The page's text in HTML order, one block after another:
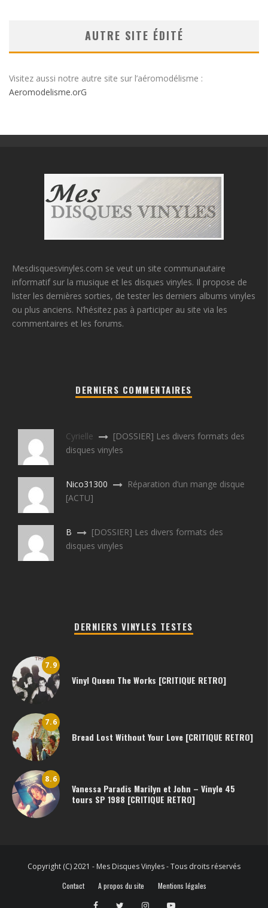
AUTRE SITE ÉDITÉ
Visitez aussi notre autre site sur l’aéromodélisme :
Aeromodelisme.orG
Mesdisquesvinyles.com se veut un site communautaire
informatif sur la musique et les disques vinyles. Il propose de
lister les dernières sorties, de tester les derniers albums vinyles
ou plus anciens. N’hésitez pas à participer au site via les
commentaires et les forums.
DERNIERS COMMENTAIRES
Cyrielle
[DOSSIER] Les divers formats des
disques vinyles
Nico31300
Réparation d’un mange disque
[ACTU]
B
[DOSSIER] Les divers formats des
disques vinyles
DERNIERS VINYLES TESTES
7.9
Vinyl Queen The Works [CRITIQUE RETRO]
7.6
Bread Lost Without Your Love [CRITIQUE RETRO]
8.6
Vanessa Paradis Marilyn et John – Vinyle 45
tours SP 1988 [CRITIQUE RETRO]
Copyright (C) 2021 - Mes Disques Vinyles - Tous droits réservés
Contact
A propos du site Mentions légales